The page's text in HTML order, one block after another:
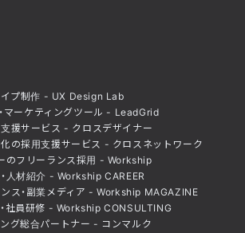
イプ制作 - UX Design Lab
マーケティングツール - LeadGrid
援サービス - クロスデザイナー
の採用支援サービス - クロスネットワーク
のフリーランス採用 - Workship
人材紹介 - Workship CAREER
ス・副業メディア - Workship MAGAZINE
社員研修 - Workship CONSULTING
グ総合パートナー - コンマルク